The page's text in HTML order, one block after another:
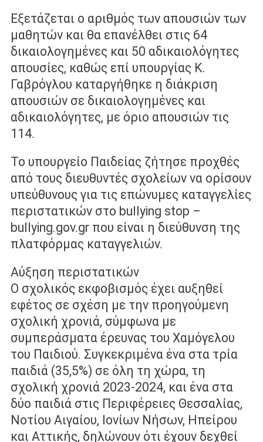
Εξετάζεται ο αριθµός των απουσιών των
µαθητών και θα επανέλθει στις 64
δικαιολογημένες και 50 αδικαιολόγητες
απουσίες, καθώς επί υπουργίας Κ.
Γαβρόγλου καταργήθηκε η διάκριση
απουσιών σε δικαιολογημένες και
αδικαιολόγητες, µε όριο απουσιών τις
114.
Το υπουργείο Παιδείας ζήτησε προχθές
από τους διευθυντές σχολείων να ορίσουν
υπεύθυνους για τις επώνυµες καταγγελίες
περιστατικών στο bullying stop –
bullying.gov.gr που είναι η διεύθυνση της
πλατφόρµας καταγγελιών.
Αύξηση περιστατικών
Ο σχολικός εκφοβισµός έχει αυξηθεί
εφέτος σε σχέση µε την προηγούµενη
σχολική χρονιά, σύµφωνα µε
συμπεράσματα έρευνας του Χαµόγελου
του Παιδιού. Συγκεκριμένα ένα στα τρία
παιδιά (35,5%) σε όλη τη χώρα, τη
σχολική χρονιά 2023-2024, και ένα στα
δύο παιδιά στις Περιφέρειες Θεσσαλίας,
Νοτίου Αιγαίου, Ιονίων Νήσων, Ηπείρου
και Αττικής, δηλώνουν ότι έχουν δεχθεί